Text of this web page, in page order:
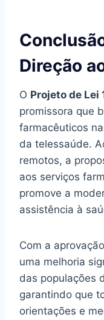
Direção
O Projeto de Lei
promissora que
farmacêuticos
da telessaúde.
remotos, a
aos serviços
promove a
assistência à
Com a
uma melhoria
das populações
garantindo que
orientações e